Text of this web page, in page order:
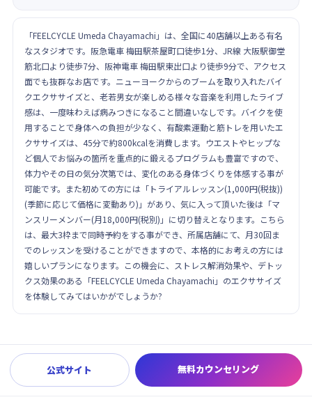
「FEELCYCLE Umeda Chayamachi」は、全国に40店舗以上ある有名
なスタジオです。阪急電車 梅田駅茶屋町口徒歩1分、JR線 大阪駅御堂
筋北口より徒歩7分、阪神電車 梅田駅東出口より徒歩9分で、アクセス
面でも抜群なお店です。ニューヨークからのブームを取り入れたバイ
クエクササイズと、老若男女が楽しめる様々な音楽を利用したライブ
感は、一度味わえば病みつきになること間違いなしです。バイクを使
用することで身体への負担が少なく、有酸素運動と筋トレを用いたエ
クササイズは、45分で約800kcalを消費します。ウエストやヒップな
ど個人でお悩みの箇所を重点的に鍛えるプログラムも豊富ですので、
体力やその日の気分次第では、変化のある身体づくりを体感する事が
可能です。また初めての方には「トライアルレッスン(1,000円(税抜))
(季節に応じて価格に変動あり)」があり、気に入って頂いた後は「マ
ンスリーメンバー(月18,000円(税別)」に切り替えとなります。こちら
は、最大3枠まで同時予約をする事ができ、所属店舗にて、月30回ま
でのレッスンを受けることができますので、本格的にお考えの方には
嬉しいプランになります。この機会に、ストレス解消効果や、デトッ
クス効果のある「FEELCYCLE Umeda Chayamachi」のエクササイズ
を体験してみてはいかがでしょうか?
公式サイト 無料カウンセリング